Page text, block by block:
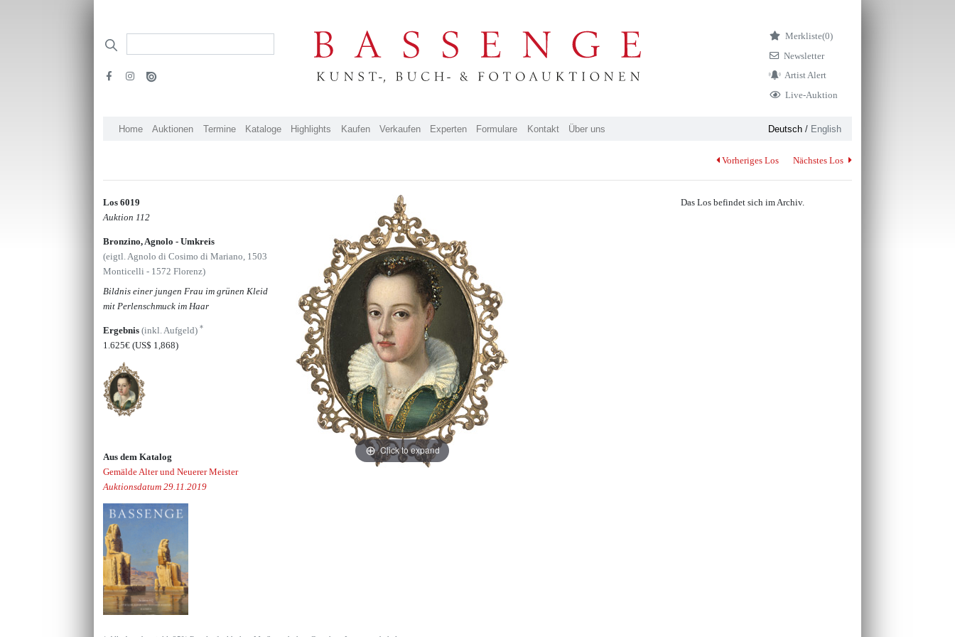
Merkliste(0)
Newsletter
Artist Alert
Live-Auktion
Home Auktionen Termine Kataloge Highlights Kaufen Verkaufen Experten Formulare Kontakt Über uns Deutsch/ English
Vorheriges Los Nächstes Los
Los 6019
Auktion 112
Bronzino, Agnolo - Umkreis
(eigtl. Agnolo di Cosimo di Mariano, 1503
Monticelli - 1572 Florenz)
Bildnis einer jungen Frau im grünen Kleid
mit Perlenschmuck im Haar
Ergebnis(inkl. Aufgeld)*
1.625€(US$ 1,868)
Aus dem Katalog
Gemälde Alter und Neuerer Meister
Auktionsdatum 29.11.2019
Click to expand
Das Los befindet sich im Archiv.